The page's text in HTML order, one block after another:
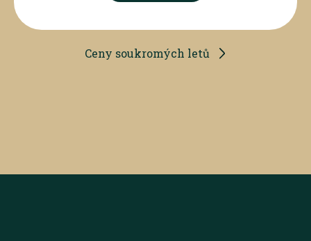
Ceny soukromých letů